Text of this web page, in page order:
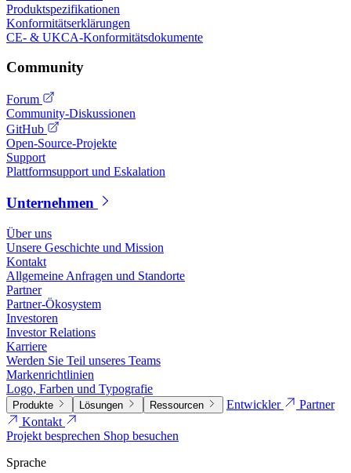
Produktspezifikationen
Konformitätserklärungen
CE- & UKCA-Konformitätsdokumente
Community
Forum
Community-Diskussionen
GitHub
Open-Source-Projekte
Support
Plattformsupport und Eskalation
Unternehmen
Über uns
Unsere Geschichte und Mission
Kontakt
Allgemeine Anfragen und Standorte
Partner
Partner-Ökosystem
Investoren
Investor Relations
Karriere
Werden Sie Teil unseres Teams
Markenrichtlinien
Logo, Farben und Typografie
Produkte Lösungen Ressourcen Entwickler
Partner
Kontakt
Projekt besprechen Shop besuchen
Sprache